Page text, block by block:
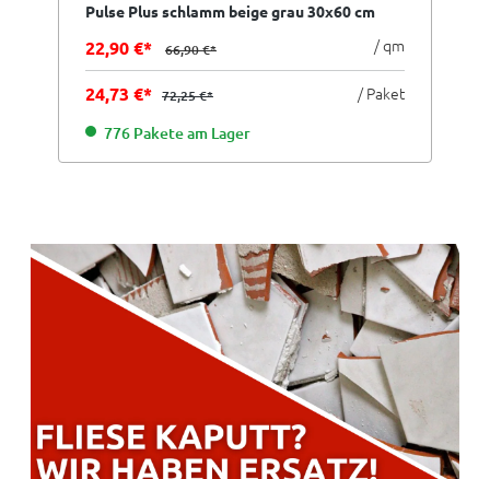
Pulse Plus schlamm beige grau 30x60 cm
22,90 €* 66,90 €* / qm
24,73 €* 72,25 €* / Paket
776 Pakete am Lager